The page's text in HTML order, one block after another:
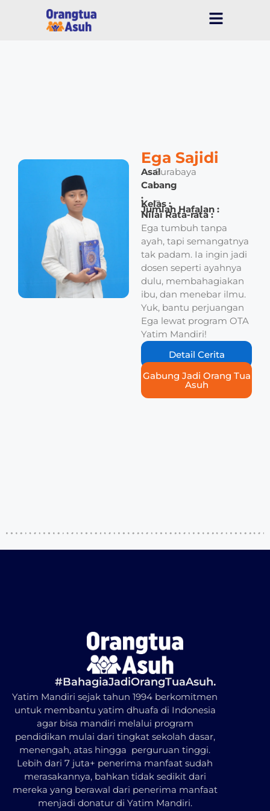
Ega Sajidi
Asal
Cabang
:
Surabaya
Kelas :
7
Jumlah Hafalan :
Nilai Rata-rata :
Ega tumbuh tanpa
ayah, tapi semangatnya
tak padam. Ia ingin jadi
dosen seperti ayahnya
dulu, membahagiakan
ibu, dan menebar ilmu.
Yuk, bantu perjuangan
Ega lewat program OTA
Yatim Mandiri!
Detail Cerita
Gabung Jadi Orang Tua
Asuh
#BahagiaJadiOrangTuaAsuh.
Yatim Mandiri sejak tahun 1994 berkomitmen
untuk membantu yatim dhuafa di Indonesia
agar bisa mandiri melalui program
pendidikan mulai dari tingkat sekolah dasar,
menengah, atas hingga perguruan tinggi.
Lebih dari 7 juta+ penerima manfaat sudah
merasakannya, bahkan tidak sedikit dari
mereka yang berawal dari penerima manfaat
menjadi donatur di Yatim Mandiri.